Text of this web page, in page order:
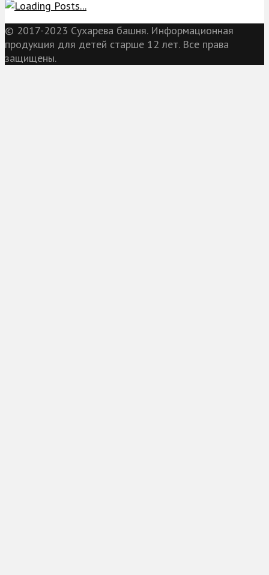
© 2017-2023 Сухарева башня. Информационная
продукция для детей старше 12 лет. Все права
защищены.